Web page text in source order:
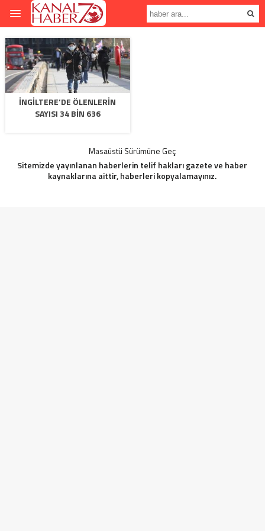
İNGILTERE’DE ÖLENLERIN
SAYISI 34 BIN 636
Masaüstü Sürümüne Geç
Sitemizde yayınlanan haberlerin telif hakları gazete ve haber
kaynaklarına aittir, haberleri kopyalamayınız.